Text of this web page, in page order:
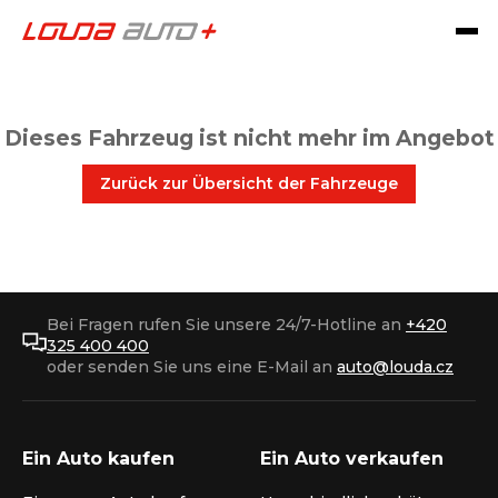
Dieses Fahrzeug ist nicht mehr im Angebot
Zurück zur Übersicht der Fahrzeuge
Bei Fragen rufen Sie unsere 24/7-Hotline an +420
325 400 400
oder senden Sie uns eine E-Mail an auto@louda.cz
Ein Auto kaufen Ein Auto verkaufen